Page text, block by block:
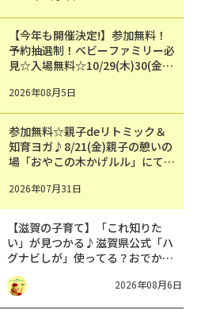
【今年も開催決定!】参加無料！
予約抽選制！ベビーファミリー必
見☆入場無料☆10/29(木)30(金)
で楽しもう♪inピエリ守山
2026年08月5日
参加無料☆親子deリトミック＆
知育ヨガ♪8/21(金)親子の憩いの
場「おやこの木かげルル」にて開
2026年07月31日
【滋賀の子育て】「これ知りた
い」が見つかる♪滋賀県公式「ハ
グナビしが」使ってる？おでか
け・制度・子育てのお役立ち情報
が満載！
2026年08月6日